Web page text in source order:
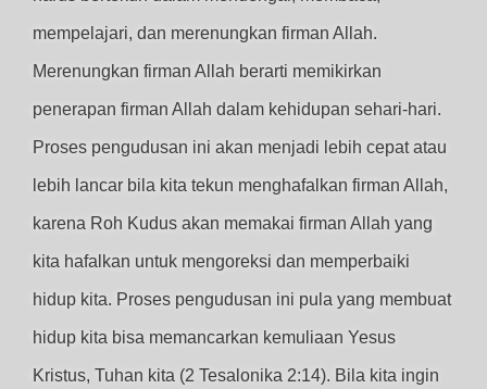
mempelajari, dan merenungkan firman Allah.
Merenungkan firman Allah berarti memikirkan
penerapan firman Allah dalam kehidupan sehari-hari.
Proses pengudusan ini akan menjadi lebih cepat atau
lebih lancar bila kita tekun menghafalkan firman Allah,
karena Roh Kudus akan memakai firman Allah yang
kita hafalkan untuk mengoreksi dan memperbaiki
hidup kita. Proses pengudusan ini pula yang membuat
hidup kita bisa memancarkan kemuliaan Yesus
Kristus, Tuhan kita (2 Tesalonika 2:14). Bila kita ingin